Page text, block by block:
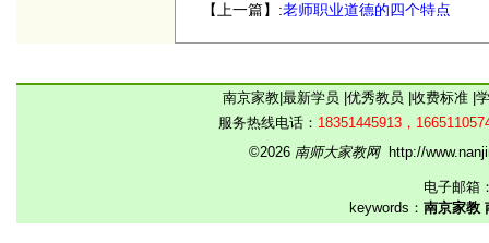
【上一篇】:老师职业道德的四个特点
南京家教 最新学员 优秀教员 收费标准
服务热线电话： 18351445913，
©2026 南师大家教网http://
电子邮箱
keywords： 南京家教